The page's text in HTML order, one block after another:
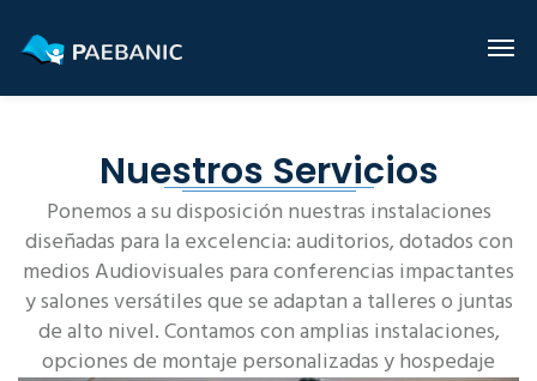
Nuestros Servicios
Ponemos a su disposición nuestras instalaciones
diseñadas para la excelencia: auditorios, dotados con
medios Audiovisuales para conferencias impactantes
y salones versátiles que se adaptan a talleres o juntas
de alto nivel. Contamos con amplias instalaciones,
opciones de montaje personalizadas y hospedaje